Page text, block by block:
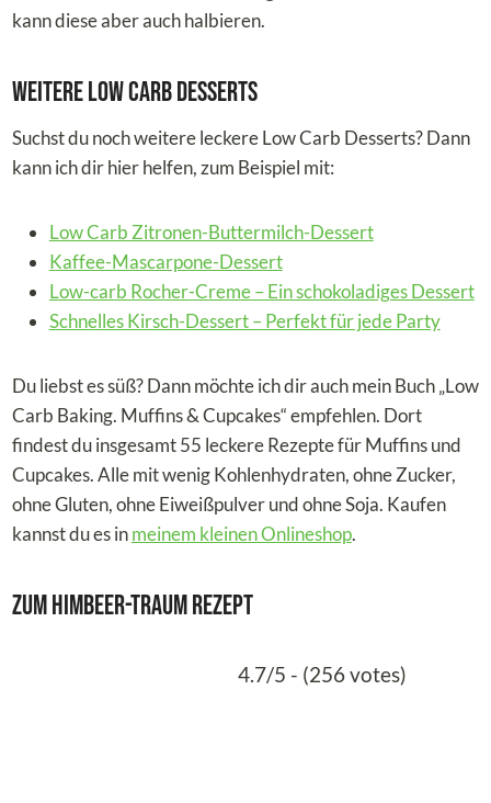
kann diese aber auch halbieren.
Weitere Low Carb Desserts
Suchst du noch weitere leckere Low Carb Desserts? Dann
kann ich dir hier helfen, zum Beispiel mit:
Low Carb Zitronen-Buttermilch-Dessert
Kaffee-Mascarpone-Dessert
Low-carb Rocher-Creme – Ein schokoladiges Dessert
Schnelles Kirsch-Dessert – Perfekt für jede Party
Du liebst es süß? Dann möchte ich dir auch mein Buch „Low
Carb Baking. Muffins & Cupcakes“ empfehlen. Dort
findest du insgesamt 55 leckere Rezepte für Muffins und
Cupcakes. Alle mit wenig Kohlenhydraten, ohne Zucker,
ohne Gluten, ohne Eiweißpulver und ohne Soja. Kaufen
kannst du es inmeinem kleinen Onlineshop.
Zum Himbeer-Traum Rezept
4.7/5 - (256 votes)